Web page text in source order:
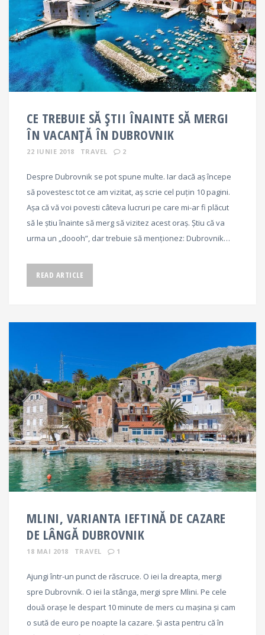
CE TREBUIE SĂ ȘTII ÎNAINTE SĂ MERGI
ÎN VACANȚĂ ÎN DUBROVNIK
22 IUNIE 2018 TRAVEL 2
Despre Dubrovnik se pot spune multe. Iar dacă aș începe
să povestesc tot ce am vizitat, aș scrie cel puțin 10 pagini.
Așa că vă voi povesti câteva lucruri pe care mi-ar fi plăcut
să le știu înainte să merg să vizitez acest oraș. Știu că va
urma un „doooh”, dar trebuie să menționez: Dubrovnik…
READ ARTICLE
MLINI, VARIANTA IEFTINĂ DE CAZARE
DE LÂNGĂ DUBROVNIK
18 MAI 2018 TRAVEL 1
Ajungi într-un punct de răscruce. O iei la dreapta, mergi
spre Dubrovnik. O iei la stânga, mergi spre Mlini. Pe cele
două orașe le despart 10 minute de mers cu mașina și cam
o sută de euro pe noapte la cazare. Și asta pentru că în